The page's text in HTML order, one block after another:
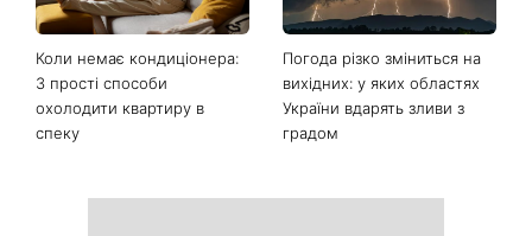
Коли немає кондиціонера:
3 прості способи
охолодити квартиру в
спеку
Погода різко зміниться на
вихідних: у яких областях
України вдарять зливи з
градом